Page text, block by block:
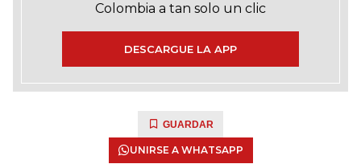
Colombia a tan solo un clic
DESCARGUE LA APP
GUARDAR
UNIRSE A WHATSAPP